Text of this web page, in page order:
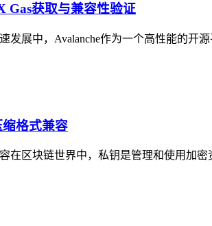
Gas获取与兼容性验证
发展中，Avalanche作为一个高性能的
格式兼容
在区块链世界中，私钥是管理和使用加